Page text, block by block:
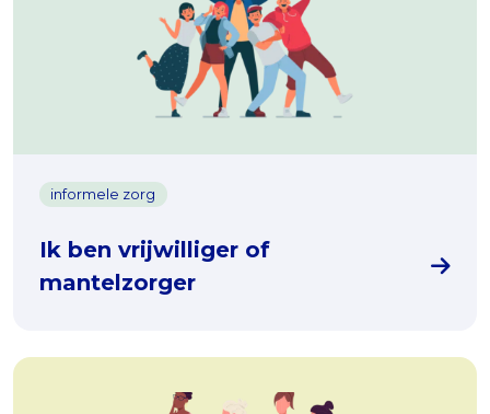
informele zorg
Ik ben vrijwilliger of
mantelzorger